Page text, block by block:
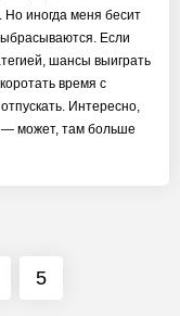
иногда меня бесит
Если
шансы выиграть
время с
Интересно,
— может, там больше
5